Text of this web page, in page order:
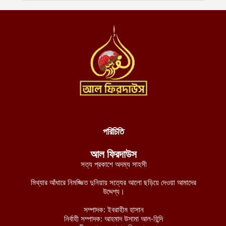
আগস্ট ৮, ২০২৬
যুদ্ধ বন্ধে নাইজার রাষ্ট্রপ্রধানকে জেএনআইএম-এর শর্ত: মানব রচিত
সংবিধান ছেড়ে শরিয়াহ্ প্রতিষ্ঠা করুন
নব্য চাঁদাবাজদের হাতে জিম্মি রাজধানীবাসী, ৩৫ স্পটে পুলিশ সদস্যরাই করছে
বুরকিনান জান্তা বাহিনীর ১২টি সামরিক অবস্থানের নিয়ন্ত্রণ নিয়েছে
পরিচিতি
আল ফিরদাউস
সত্য প্রকাশে অদম্য সাহসী
মিথ্যার আঁধারে নিমজ্জিত দুনিয়ায় সত্যের আলো ছড়িয়ে দেওয়া আমাদের
উদ্দেশ্য।
সম্পাদক: ইবরাহীম হাসান
নির্বাহী সম্পাদক: আহমাদ উসামা আল-হিন্দি